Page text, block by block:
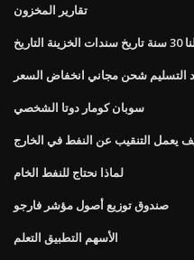
تقارير المخزون
سندات الخزينة التاريخ
التسليم شحن مجاني انخفاض السعر
سوبان كومار دوتا الشخصي
يعمل التنقيب عن النفط في الخارج
لماذا نحتاج للنفط الخام
صندوق توزيع أصول مؤشر فارجو
الأسهم التطبيق التعلم